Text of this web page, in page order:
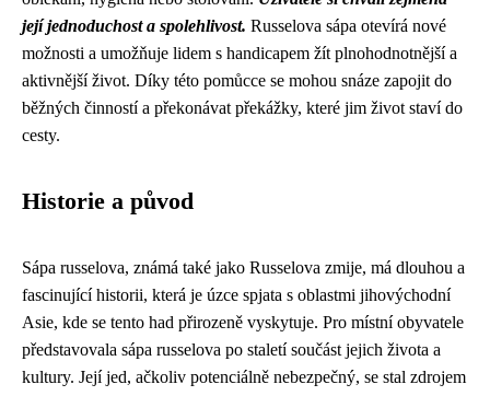
její jednoduchost a spolehlivost. Russelova sápa otevírá nové
možnosti a umožňuje lidem s handicapem žít plnohodnotnější a
aktivnější život. Díky této pomůcce se mohou snáze zapojit do
běžných činností a překonávat překážky, které jim život staví do
cesty.
Historie a původ
Sápa russelova, známá také jako Russelova zmije, má dlouhou a
fascinující historii, která je úzce spjata s oblastmi jihovýchodní
Asie, kde se tento had přirozeně vyskytuje. Pro místní obyvatele
představovala sápa russelova po staletí součást jejich života a
kultury. Její jed, ačkoliv potenciálně nebezpečný, se stal zdrojem